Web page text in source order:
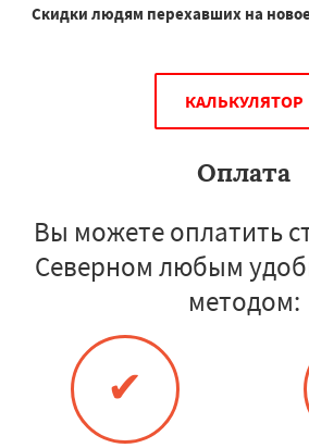
Скидки людям перехавших на
КАЛЬКУЛЯТОР
Оплата
Вы можете оплатить
Северном любым
методом:
✔